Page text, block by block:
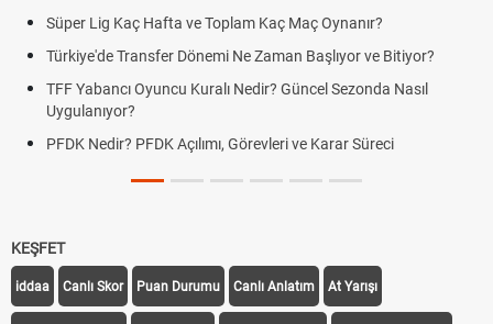
Süper Lig Kaç Hafta ve Toplam Kaç Maç Oynanır?
Türkiye'de Transfer Dönemi Ne Zaman Başlıyor ve Bitiyor?
TFF Yabancı Oyuncu Kuralı Nedir? Güncel Sezonda Nasıl
Uygulanıyor?
PFDK Nedir? PFDK Açılımı, Görevleri ve Karar Süreci
KEŞFET
iddaa Canlı Skor Puan Durumu Canlı Anlatım At Yarışı